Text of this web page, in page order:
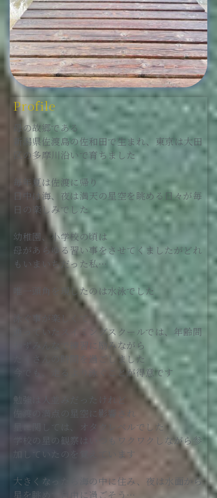
Profile
母の故郷である
新潟県佐渡島の佐和田で生まれ、東京は大田
区の多摩川沿いで育ちました
毎年夏は佐渡に帰り
日中は海、夜は満天の星空を眺める日々が毎
日の楽しみでした
幼稚園、小学校の頃は
母があらゆる習い事をさせてくましたがどれ
もいまいちだった私…
唯一頭角を現したのは水泳でした
泳ぐ事が楽しくて
通っていたスイミングスクールでは、年齢問
わずみんなで練習に励みながら
たくさんの時間を過ごしました
今でも、走るより泳ぐことが得意です
勉強は人並みだったけれど
佐渡の満点の星空に影響され
星に関しては、オタクレベルでした
学校の星の観察はいつもワクワクしながら参
加していたのを覚えています
大きくなったら海の中に住み、夜は水面から
星を眺めて自由に過ごそう…